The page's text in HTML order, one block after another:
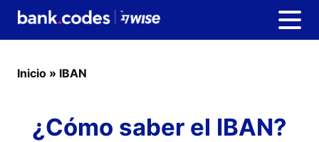
Inicio » IBAN
¿Cómo saber el IBAN?